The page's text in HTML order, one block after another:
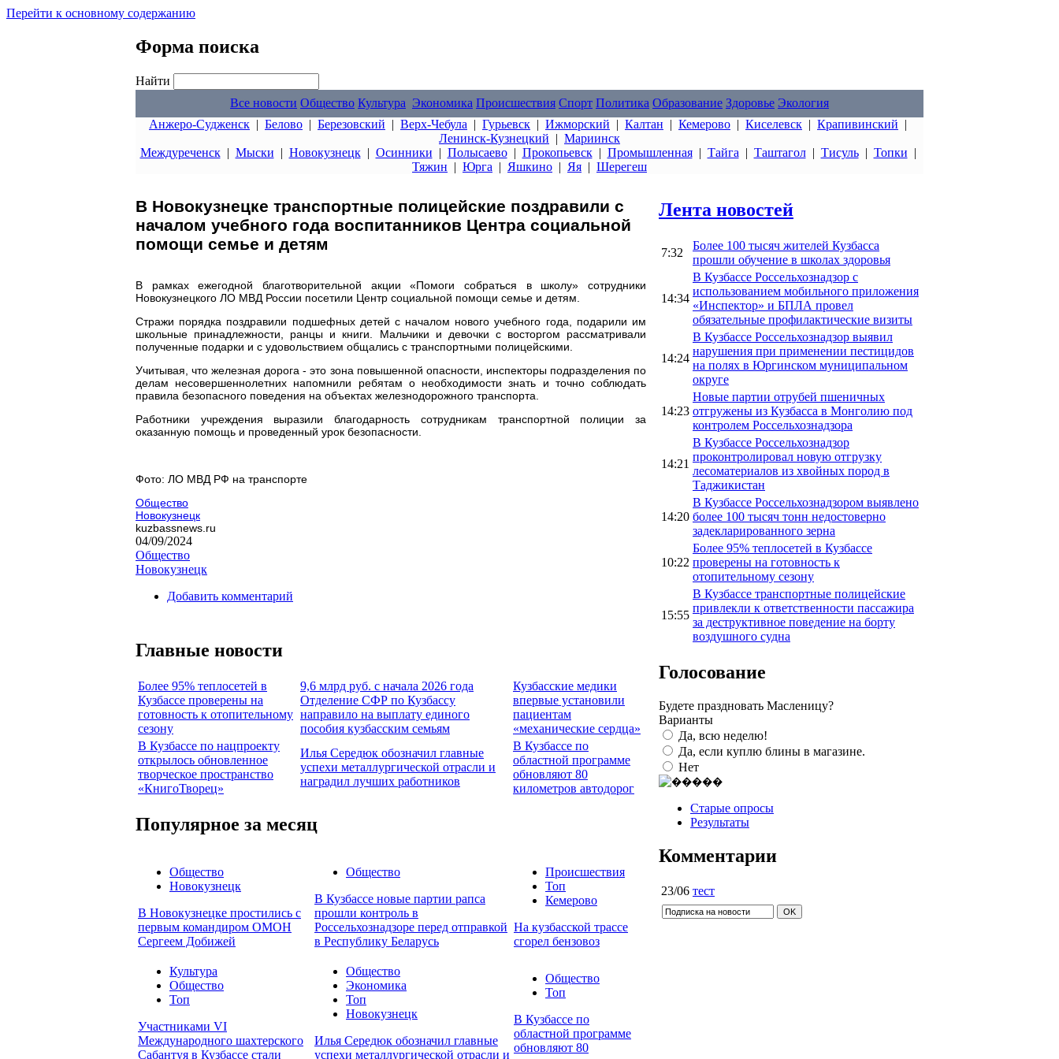
Перейти к основному содержанию
Форма поиска
Найти
Все новости Общество Культура Экономика Происшествия Спорт Политика Образование Здоровье Экология
Анжеро-Судженск | Белово | Березовский | Верх-Чебула | Гурьевск | Ижморский | Калтан | Кемерово | Киселевск | Крапивинский |
Ленинск-Кузнецкий | Мариинск
Междуреченск| Мыски | Новокузнецк| Осинники | Полысаево| Прокопьевск| Промышленная| Тайга | Таштагол| Тисуль| Топки |
Тяжин | Юрга | Яшкино | Яя | Шерегеш
В Новокузнецке транспортные полицейские поздравили с
началом учебного года воспитанников Центра социальной
помощи семье и детям
В рамках ежегодной благотворительной акции «Помоги собраться в школу» сотрудники
Новокузнецкого ЛО МВД России посетили Центр социальной помощи семье и детям.
Стражи порядка поздравили подшефных детей с началом нового учебного года, подарили им
школьные принадлежности, ранцы и книги. Мальчики и девочки с восторгом рассматривали
полученные подарки и с удовольствием общались с транспортными полицейскими.
Учитывая, что железная дорога - это зона повышенной опасности, инспекторы подразделения по
делам несовершеннолетних напомнили ребятам о необходимости знать и точно соблюдать
правила безопасного поведения на объектах железнодорожного транспорта.
Работники учреждения выразили благодарность сотрудникам транспортной полиции за
оказанную помощь и проведенный урок безопасности.
Фото: ЛО МВД РФ на транспорте
Общество
Новокузнецк
kuzbassnews.ru
04/09/2024
Общество
Новокузнецк
Добавить комментарий
Главные новости
Более 95% теплосетей в
Кузбассе проверены на
готовность к отопительному
сезону
9,6 млрд руб. с начала 2026 года
Отделение СФР по Кузбассу
направило на выплату единого
пособия кузбасским семьям
Кузбасские медики
впервые установили
пациентам
«механические сердца»
В Кузбассе по нацпроекту
открылось обновленное
творческое пространство
«КнигоТворец»
Илья Середюк обозначил главные
успехи металлургической отрасли и
наградил лучших работников
В Кузбассе по
областной программе
обновляют 80
километров автодорог
Популярное за месяц
Общество
Новокузнецк
В Новокузнецке простились с
первым командиром ОМОН
Сергеем Добижей
Общество
В Кузбассе новые партии рапса
прошли контроль в
Россельхознадзоре перед отправкой
в Республику Беларусь
Происшествия
Топ
Кемерово
На кузбасской трассе
сгорел бензовоз
Культура
Общество
Топ
Участниками VI
Международного шахтерского
Сабантуя в Кузбассе стали
Общество
Экономика
Топ
Новокузнецк
Илья Середюк обозначил главные
успехи металлургической отрасли и
Общество
Топ
В Кузбассе по
областной программе
обновляют 80
Лента новостей
7:32
Более 100 тысяч жителей Кузбасса
прошли обучение в школах здоровья
14:34
В Кузбассе Россельхознадзор с
использованием мобильного приложения
«Инспектор» и БПЛА провел
обязательные профилактические визиты
14:24
В Кузбассе Россельхознадзор выявил
нарушения при применении пестицидов
на полях в Юргинском муниципальном
округе
14:23
Новые партии отрубей пшеничных
отгружены из Кузбасса в Монголию под
контролем Россельхознадзора
14:21
В Кузбассе Россельхознадзор
проконтролировал новую отгрузку
лесоматериалов из хвойных пород в
Таджикистан
14:20
В Кузбассе Россельхознадзором выявлено
более 100 тысяч тонн недостоверно
задекларированного зерна
10:22
Более 95% теплосетей в Кузбассе
проверены на готовность к
отопительному сезону
15:55
В Кузбассе транспортные полицейские
привлекли к ответственности пассажира
за деструктивное поведение на борту
воздушного судна
Голосование
Будете праздновать Масленицу?
Варианты
Да, всю неделю!
Да, если куплю блины в магазине.
Нет
Старые опросы
Результаты
Комментарии
23/06 тест